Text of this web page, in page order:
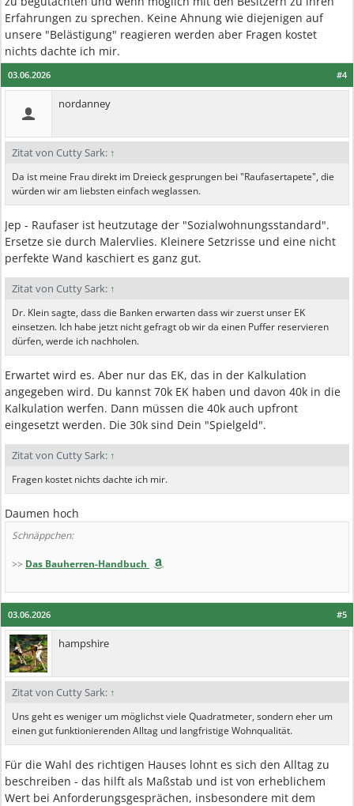
Erfahrungen zu sprechen. Keine Ahnung wie diejenigen auf
unsere "Belästigung" reagieren werden aber Fragen kostet
nichts dachte ich mir.
#4
03.06.2026
nordanney
Zitat von Cutty Sark: ↑
Da ist meine Frau direkt im Dreieck gesprungen bei "Raufasertapete", die
würden wir am liebsten einfach weglassen.
Jep - Raufaser ist heutzutage der "Sozialwohnungsstandard".
Ersetze sie durch Malervlies. Kleinere Setzrisse und eine nicht
perfekte Wand kaschiert es ganz gut.
Zitat von Cutty Sark: ↑
Dr. Klein sagte, dass die Banken erwarten dass wir zuerst unser EK
einsetzen. Ich habe jetzt nicht gefragt ob wir da einen Puffer reservieren
dürfen, werde ich nachholen.
Erwartet wird es. Aber nur das EK, das in der Kalkulation
angegeben wird. Du kannst 70k EK haben und davon 40k in die
Kalkulation werfen. Dann müssen die 40k auch upfront
eingesetzt werden. Die 30k sind Dein "Spielgeld".
Zitat von Cutty Sark: ↑
Fragen kostet nichts dachte ich mir.
Daumen hoch
Schnäppchen:
>> Das Bauherren-Handbuch
#5
03.06.2026
hampshire
Zitat von Cutty Sark: ↑
Uns geht es weniger um möglichst viele Quadratmeter, sondern eher um
einen gut funktionierenden Alltag und langfristige Wohnqualität.
Für die Wahl des richtigen Hauses lohnt es sich den Alltag zu
beschreiben - das hilft als Maßstab und ist von erheblichem
Wert bei Anforderungsgesprächen, insbesondere mit dem